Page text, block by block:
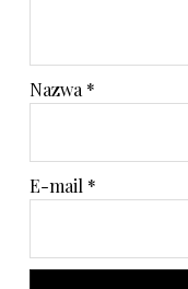
Nazwa *
E-mail *